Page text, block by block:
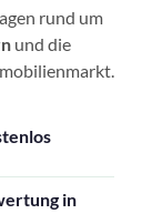
rund um
und die
in